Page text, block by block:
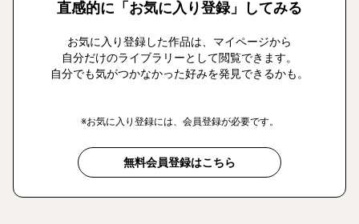
直感的に「お気に入り登録」してみる
お気に入り登録した作品は、マイページから
自分だけのライブラリーとして閲覧できます。
自分でも気がつかなかった好みを発見できるかも。
※お気に入り登録には、会員登録が必要です。
無料会員登録はこちら